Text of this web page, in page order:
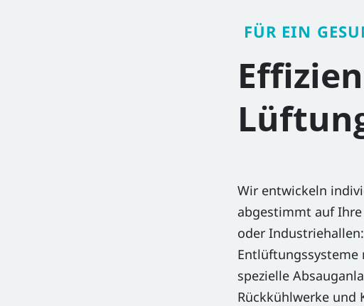
FÜR EIN
Wir entwickeln
abgestimmt auf
oder
spezielle
Rückkühlwerke und